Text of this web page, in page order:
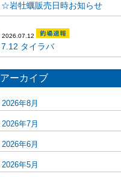
☆岩牡蠣販売日時お知らせ
2026.07.12
7.12 タイラバ
アーカイブ
2026年8月
2026年7月
2026年6月
2026年5月